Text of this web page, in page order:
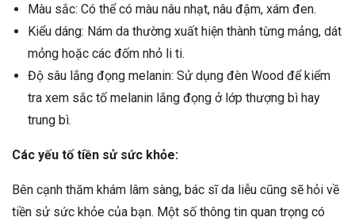
Màu sắc: Có thể có màu nâu nhạt, nâu đậm, xám đen.
Kiểu dáng: Nám da thường xuất hiện thành từng mảng, dát
mỏng hoặc các đốm nhỏ li ti.
Độ sâu lắng đọng melanin: Sử dụng đèn Wood để kiểm
tra xem sắc tố melanin lắng đọng ở lớp thượng bì hay
trung bì.
Các yếu tố tiền sử sức khỏe:
Bên cạnh thăm khám lâm sàng, bác sĩ da liễu cũng sẽ hỏi về
tiền sử sức khỏe của bạn. Một số thông tin quan trọng có